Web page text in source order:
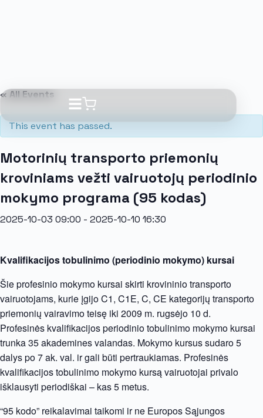
« All Events
This event has passed.
Motorinių transporto priemonių
kroviniams vežti vairuotojų periodinio
mokymo programa (95 kodas)
2025-10-03 09:00 - 2025-10-10 16:30
Kvalifikacijos tobulinimo (periodinio mokymo) kursai
Šie profesinio mokymo kursai skirti krovininio transporto
vairuotojams, kurie įgijo C1, C1E, C, CE kategorijų transporto
priemonių vairavimo teisę iki 2009 m. rugsėjo 10 d.
Profesinės kvalifikacijos periodinio tobulinimo mokymo kursai
trunka 35 akademines valandas. Mokymo kursus sudaro 5
dalys po 7 ak. val. ir gali būti pertraukiamas. Profesinės
kvalifikacijos tobulinimo mokymo kursą vairuotojai privalo
išklausyti periodiškai – kas 5 metus.
“95 kodo” reikalavimai taikomi ir ne Europos Sąjungos